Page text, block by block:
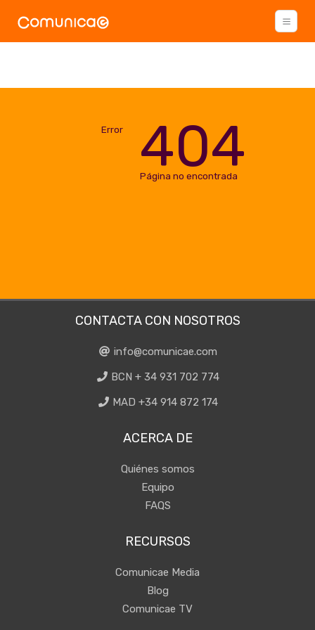
Error 404
Página no encontrada
CONTACTA CON NOSOTROS
info@comunicae.com
BCN + 34 931 702 774
MAD +34 914 872 174
ACERCA DE
Quiénes somos
Equipo
FAQS
RECURSOS
Comunicae Media
Blog
Comunicae TV